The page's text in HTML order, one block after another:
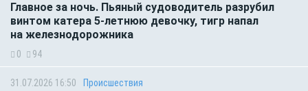
Главное за ночь. Пьяный судоводитель разрубил
винтом катера 5-летнюю девочку, тигр напал
на железнодорожника
0 94
31.07.2026 16:50 Происшествия